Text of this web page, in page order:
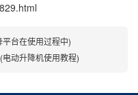
台在使用过程中)
动升降机使用教程)